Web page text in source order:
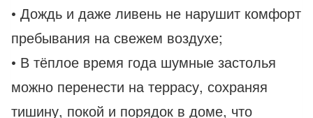
• Дождь и даже ливень не нарушит комфорт
пребывания на свежем воздухе;
• В тёплое время года шумные застолья
можно перенести на террасу, сохраняя
тишину, покой и порядок в доме, что